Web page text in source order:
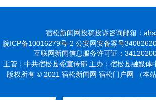
宿松新闻网投稿投诉咨询邮箱：
皖ICP备10016279号-2 公安网安备案号
互联网新闻信息服务许可证：
主管：中共宿松县委宣传部 主办：宿松县融媒
版权所有 © 2021 宿松新闻网 宿松门户网 （本